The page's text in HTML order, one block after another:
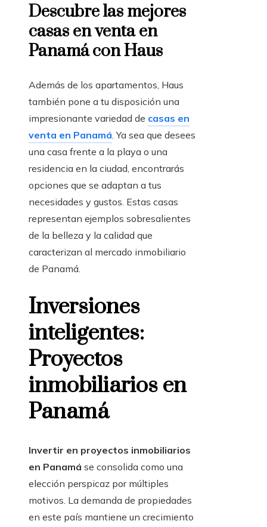
Descubre las mejores
casas en venta en
Panamá con Haus
Además de los apartamentos, Haus
también pone a tu disposición una
impresionante variedad de casas en
venta en Panamá . Ya sea que desees
una casa frente a la playa o una
residencia en la ciudad, encontrarás
opciones que se adaptan a tus
necesidades y gustos. Estas casas
representan ejemplos sobresalientes
de la belleza y la calidad que
caracterizan al mercado inmobiliario
de Panamá.
Inversiones
inteligentes:
Proyectos
inmobiliarios en
Panamá
Invertir en proyectos inmobiliarios
en Panamá se consolida como una
elección perspicaz por múltiples
motivos. La demanda de propiedades
en este país mantiene un crecimiento